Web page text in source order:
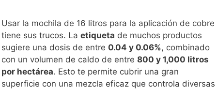
Usar la mochila de 16 litros para la aplicación de cobre
tiene sus trucos. La etiqueta de muchos productos
sugiere una dosis de entre 0.04 y 0.06%, combinado
con un volumen de caldo de entre 800 y 1,000 litros
por hectárea. Esto te permite cubrir una gran
superficie con una mezcla eficaz que controla diversas